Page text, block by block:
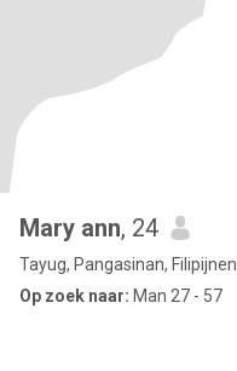
Mary ann, 24
Tayug, Pangasinan, Filipijnen
Op zoek naar: Man 27 - 57